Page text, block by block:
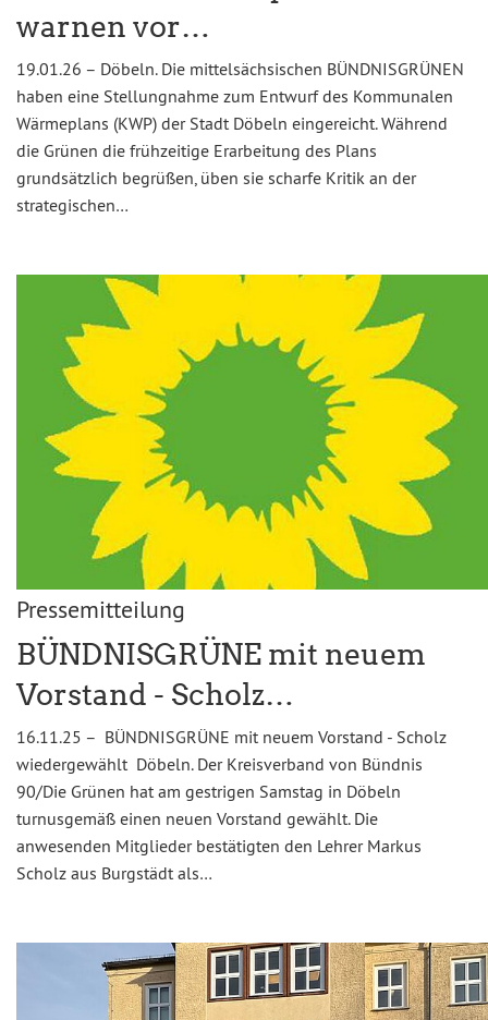
warnen vor…
19.01.26 – Döbeln. Die mittelsächsischen BÜNDNISGRÜNEN
haben eine Stellungnahme zum Entwurf des Kommunalen
Wärmeplans (KWP) der Stadt Döbeln eingereicht. Während
die Grünen die frühzeitige Erarbeitung des Plans
grundsätzlich begrüßen, üben sie scharfe Kritik an der
strategischen…
Pressemitteilung
BÜNDNISGRÜNE mit neuem
Vorstand - Scholz…
16.11.25 – BÜNDNISGRÜNE mit neuem Vorstand - Scholz
wiedergewählt Döbeln. Der Kreisverband von Bündnis
90/Die Grünen hat am gestrigen Samstag in Döbeln
turnusgemäß einen neuen Vorstand gewählt. Die
anwesenden Mitglieder bestätigten den Lehrer Markus
Scholz aus Burgstädt als…